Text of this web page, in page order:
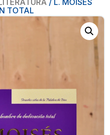
/ L. MOISÉS
TOTAL